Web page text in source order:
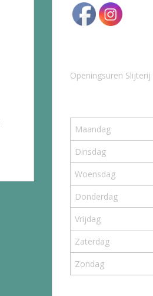
Openingsuren
Maandag
Dinsdag
Woensdag
Donderdag
Vrijdag
Zaterdag
Zondag